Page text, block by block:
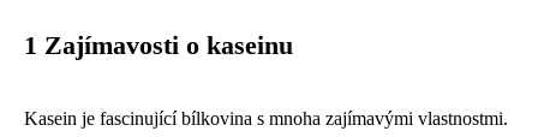
1 Zajímavosti o kaseinu
Kasein je fascinující bílkovina s mnoha zajímavými vlastnostmi.